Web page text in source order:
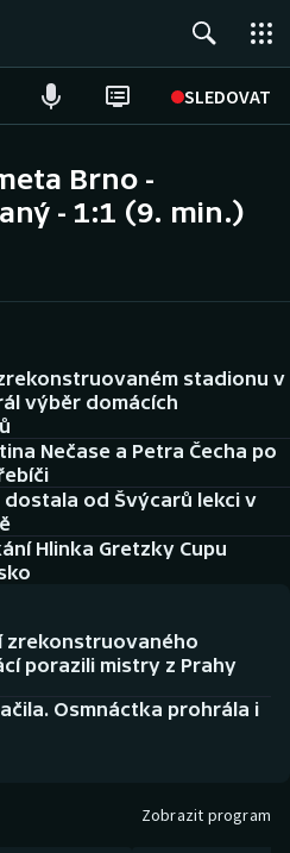
SLEDOVAT
Brno -
- 1:1 (9. min.)
stadionu v
výběr domácích
Nečase a Petra Čecha po
dostala od Švýcarů lekci v
Hlinka Gretzky Cupu
zrekonstruovaného
porazili mistry z Prahy
Osmnáctka prohrála i
Zobrazit program